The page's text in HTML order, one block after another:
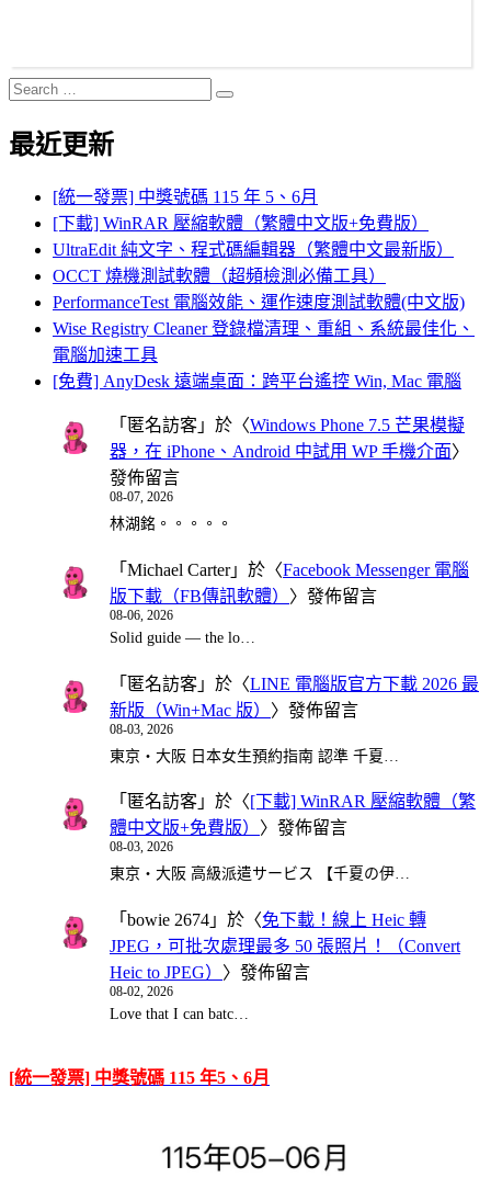
Search
for:
Search
最近更新
[統一發票] 中獎號碼 115 年 5、6月
[下載] WinRAR 壓縮軟體（繁體中文版+免費版）
UltraEdit 純文字、程式碼編輯器（繁體中文最新版）
OCCT 燒機測試軟體（超頻檢測必備工具）
PerformanceTest 電腦效能、運作速度測試軟體(中文版)
Wise Registry Cleaner 登錄檔清理、重組、系統最佳化、
電腦加速工具
[免費] AnyDesk 遠端桌面：跨平台遙控 Win, Mac 電腦
「 匿名訪客 」於〈Windows Phone 7.5 芒果模擬
器，在 iPhone、Android 中試用 WP 手機介面〉
發佈留言
08-07, 2026
林湖銘。。。。。
「 Michael Carter」於〈Facebook Messenger 電腦
版下載（FB傳訊軟體） 〉發佈留言
08-06, 2026
Solid guide — the lo…
「 匿名訪客 」於〈LINE 電腦版官方下載 2026 最
新版（Win+Mac 版） 〉發佈留言
08-03, 2026
東京・大阪 日本女生預約指南 認準 千夏…
「 匿名訪客 」於〈[下載] WinRAR 壓縮軟體（繁
體中文版+免費版） 〉發佈留言
08-03, 2026
東京・大阪 高級派遣サービス 【千夏の伊…
「 bowie 2674 」於〈免下載！線上 Heic 轉
JPEG，可批次處理最多 50 張照片！（Convert
Heic to JPEG） 〉發佈留言
08-02, 2026
Love that I can batc…
[統一發票] 中獎號碼 115 年5、6月